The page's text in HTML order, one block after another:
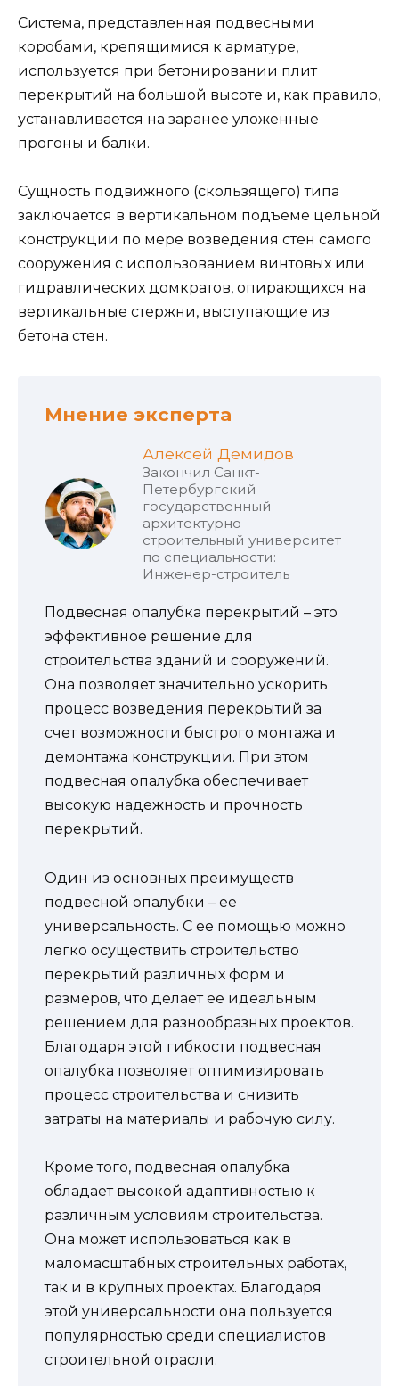
Система, представленная подвесными
коробами, крепящимися к арматуре,
используется при бетонировании плит
перекрытий на большой высоте и, как правило,
устанавливается на заранее уложенные
прогоны и балки.
Сущность подвижного (скользящего) типа
заключается в вертикальном подъеме цельной
конструкции по мере возведения стен самого
сооружения с использованием винтовых или
гидравлических домкратов, опирающихся на
вертикальные стержни, выступающие из
бетона стен.
Мнение эксперта
Алексей Демидов
Закончил Санкт-
Петербургский
государственный
архитектурно-
строительный университет
по специальности:
Инженер-строитель
Подвесная опалубка перекрытий – это
эффективное решение для
строительства зданий и сооружений.
Она позволяет значительно ускорить
процесс возведения перекрытий за
счет возможности быстрого монтажа и
демонтажа конструкции. При этом
подвесная опалубка обеспечивает
высокую надежность и прочность
перекрытий.
Один из основных преимуществ
подвесной опалубки – ее
универсальность. С ее помощью можно
легко осуществить строительство
перекрытий различных форм и
размеров, что делает ее идеальным
решением для разнообразных проектов.
Благодаря этой гибкости подвесная
опалубка позволяет оптимизировать
процесс строительства и снизить
затраты на материалы и рабочую силу.
Кроме того, подвесная опалубка
обладает высокой адаптивностью к
различным условиям строительства.
Она может использоваться как в
маломасштабных строительных работах,
так и в крупных проектах. Благодаря
этой универсальности она пользуется
популярностью среди специалистов
строительной отрасли.